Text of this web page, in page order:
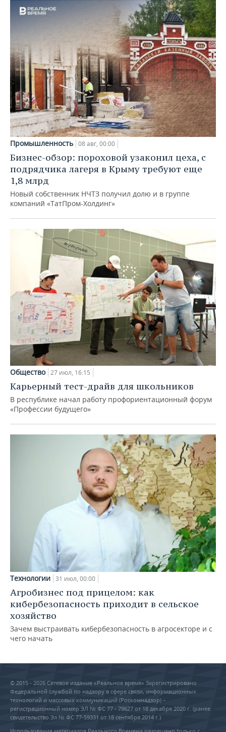
Промышленность 08 авг, 00:00
Бизнес-обзор: пороховой узаконил цеха, с
подрядчика лагеря в Крыму требуют еще
1,8 млрд
Новый собственник НЧТЗ получил долю и в группе
компаний «ТатПром-Холдинг»
Общество 27 июл, 16:15
Карьерный тест-драйв для школьников
В республике начал работу профориентационный форум
«Профессии будущего»
Технологии 31 июл, 00:00
Агробизнес под прицелом: как
кибербезопасность приходит в сельское
хозяйство
Зачем выстраивать кибербезопасность в агросекторе и с
чего начать
© 2015 - 2026 Сетевое издание «Реальное время» Зарегистрировано
Федеральной службой по надзору в сфере связи, информационных
технологий и массовых коммуникаций (Роскомнадзор) –
регистрационный номер ЭЛ № ФС 77 - 79627 от 18 декабря 2020 г. (ранее
свидетельство Эл № ФС 77-59331 от 18 сентября 2014 г.)